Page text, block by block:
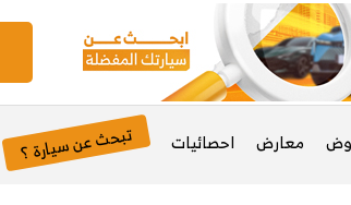
معارض احصائيات تبحث عن سيارة ؟